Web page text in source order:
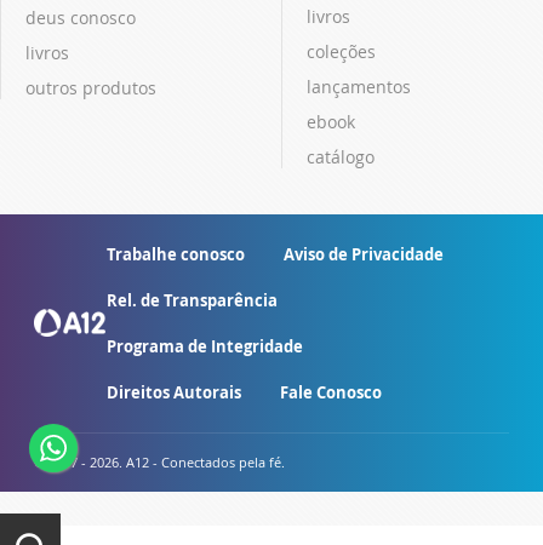
deus conosco
livros
outros produtos
livros
coleções
lançamentos
ebook
catálogo
Trabalhe conosco Aviso de Privacidade
Rel. de Transparência
Programa de Integridade
Direitos Autorais Fale Conosco
© 2007 - 2026. A12 - Conectados pela fé.